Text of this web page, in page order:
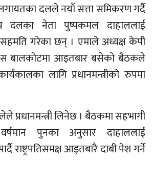
दलले नयाँ सत्ता समिकरण गर्दै
दलका नेता पुष्पकमल दाहाललाई
सहमति गरेका छन् । एमाले अध्यक्ष केपी
बालकोटमा आइतबार बसेको बैठकले
लागि प्रधानमन्त्रीको रुपमा
प्रधानमन्त्री लिनेछ । बैठकमा सहभागी
पुनका अनुसार दाहाललाई
राष्ट्रपतिसमक्ष आइतबारै दाबी पेश गर्ने